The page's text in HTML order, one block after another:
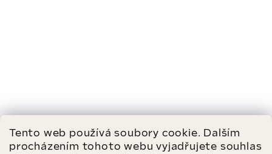
Tento web používá soubory cookie. Dalším
procházením tohoto webu vyjadřujete souhlas